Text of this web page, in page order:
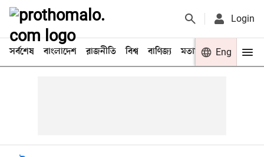
Login
সর্বশেষ বাংলাদেশ রাজনীতি বিশ্ব বাণিজ্য মতামত খেলা
Eng